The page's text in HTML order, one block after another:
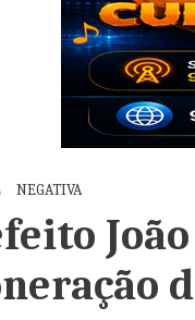
NEGATIVA